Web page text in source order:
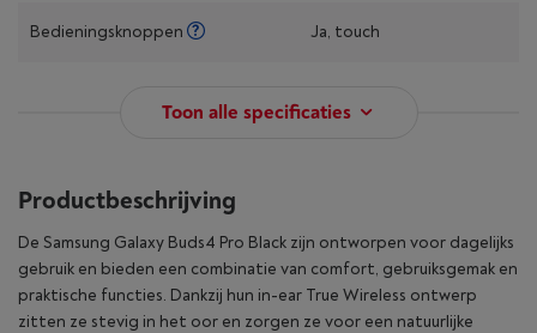
Bedieningsknoppen Ja, touch
Toon alle specificaties
Productbeschrijving
De Samsung Galaxy Buds4 Pro Black zijn ontworpen voor dagelijks
gebruik en bieden een combinatie van comfort, gebruiksgemak en
praktische functies. Dankzij hun in-ear True Wireless ontwerp
zitten ze stevig in het oor en zorgen ze voor een natuurlijke